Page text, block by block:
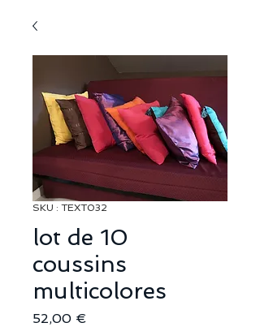
SKU : TEXT032
lot de 10
coussins
multicolores
52,00 €